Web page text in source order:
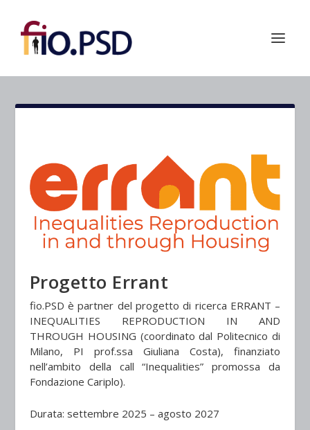
Progetto Errant
fio.PSD è partner del progetto di ricerca ERRANT –
INEQUALITIES REPRODUCTION IN AND
THROUGH HOUSING (coordinato dal Politecnico di
Milano, PI prof.ssa Giuliana Costa), finanziato
nell’ambito della call “Inequalities” promossa da
Fondazione Cariplo).
Durata: settembre 2025 – agosto 2027